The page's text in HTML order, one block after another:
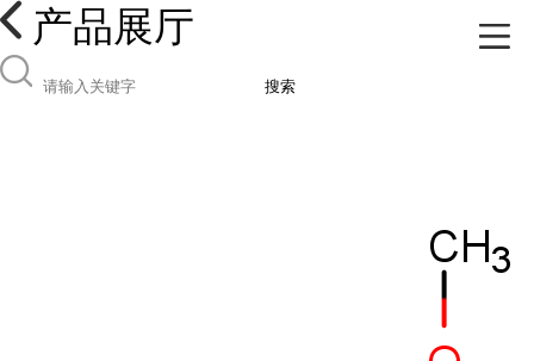
产品展厅
搜索